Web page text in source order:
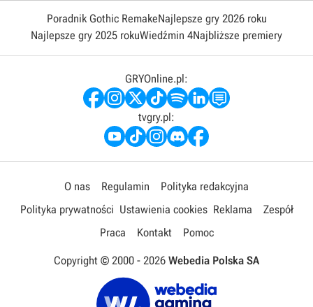
Poradnik Gothic RemakeNajlepsze gry 2026 roku
Najlepsze gry 2025 rokuWiedźmin 4Najbliższe premiery
GRYOnline.pl:
tvgry.pl:
O nas Regulamin
Polityka redakcyjna
Polityka prywatności Ustawienia cookies Reklama
Zespół
Praca
Kontakt Pomoc
Copyright © 2000 - 2026 Webedia Polska SA